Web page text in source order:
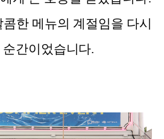
한 메뉴의 계절임을 다시
간이었습니다.